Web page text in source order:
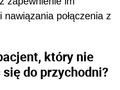
połączenia z
który nie
do przychodni?